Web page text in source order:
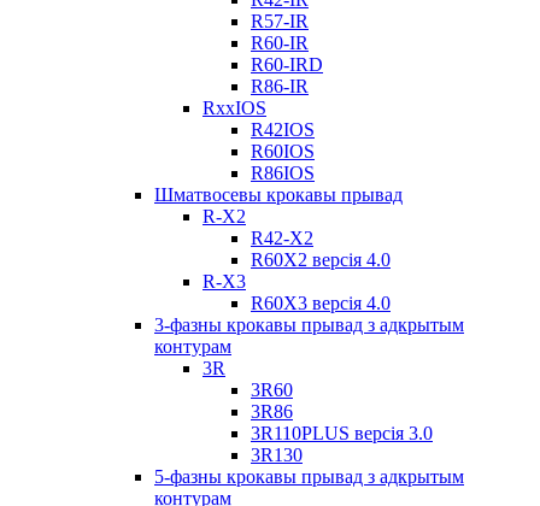
R57-IR
R60-IR
R60-IRD
R86-IR
RxxIOS
R42IOS
R60IOS
R86IOS
Шматвосевы крокавы прывад
R-X2
R42-X2
R60X2 версія 4.0
R-X3
R60X3 версія 4.0
3-фазны крокавы прывад з адкрытым
контурам
3R
3R60
3R86
3R110PLUS версія 3.0
3R130
5-фазны крокавы прывад з адкрытым
контурам